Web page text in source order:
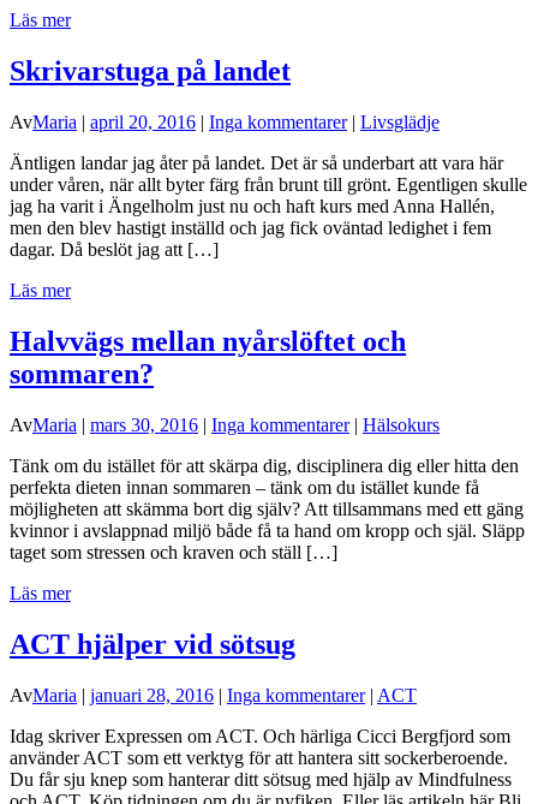
Läs mer
Skrivarstuga på landet
AvMaria | april 20, 2016 | Inga kommentarer| Livsglädje
Äntligen landar jag åter på landet. Det är så underbart att vara här
under våren, när allt byter färg från brunt till grönt. Egentligen skulle
jag ha varit i Ängelholm just nu och haft kurs med Anna Hallén,
men den blev hastigt inställd och jag fick oväntad ledighet i fem
dagar. Då beslöt jag att […]
Läs mer
Halvvägs mellan nyårslöftet och
sommaren?
AvMaria | mars 30, 2016 | Inga kommentarer| Hälsokurs
Tänk om du istället för att skärpa dig, disciplinera dig eller hitta den
perfekta dieten innan sommaren – tänk om du istället kunde få
möjligheten att skämma bort dig själv? Att tillsammans med ett gäng
kvinnor i avslappnad miljö både få ta hand om kropp och själ. Släpp
taget som stressen och kraven och ställ […]
Läs mer
ACT hjälper vid sötsug
AvMaria | januari 28, 2016 | Inga kommentarer| ACT
Idag skriver Expressen om ACT. Och härliga Cicci Bergfjord som
använder ACT som ett verktyg för att hantera sitt sockerberoende.
Du får sju knep som hanterar ditt sötsug med hjälp av Mindfulness